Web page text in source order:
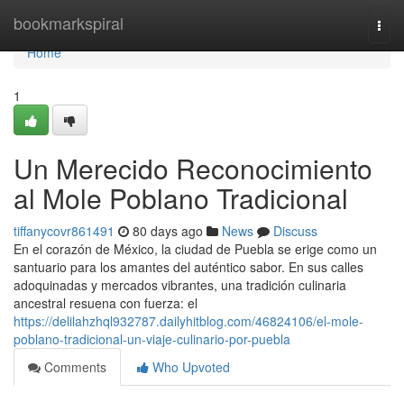
bookmarkspiral
Home
Home
1
Un Merecido Reconocimiento
al Mole Poblano Tradicional
tiffanycovr861491 80 days ago News
Discuss
En el corazón de México, la ciudad de Puebla se erige como un
santuario para los amantes del auténtico sabor. En sus calles
adoquinadas y mercados vibrantes, una tradición culinaria
ancestral resuena con fuerza: el
https://delilahzhql932787.dailyhitblog.com/46824106/el-mole-
poblano-tradicional-un-viaje-culinario-por-puebla
Comments
Who Upvoted